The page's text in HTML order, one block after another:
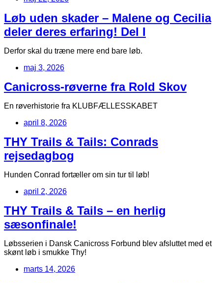
Løb uden skader – Malene og Cecilia
deler deres erfaring! Del I
Derfor skal du træne mere end bare løb.
maj 3, 2026
Canicross-røverne fra Rold Skov
En røverhistorie fra KLUBFÆLLESSKABET
april 8, 2026
THY Trails & Tails: Conrads
rejsedagbog
Hunden Conrad fortæller om sin tur til løb!
april 2, 2026
THY Trails & Tails – en herlig
sæsonfinale!
Løbsserien i Dansk Canicross Forbund blev afsluttet med et
skønt løb i smukke Thy!
marts 14, 2026